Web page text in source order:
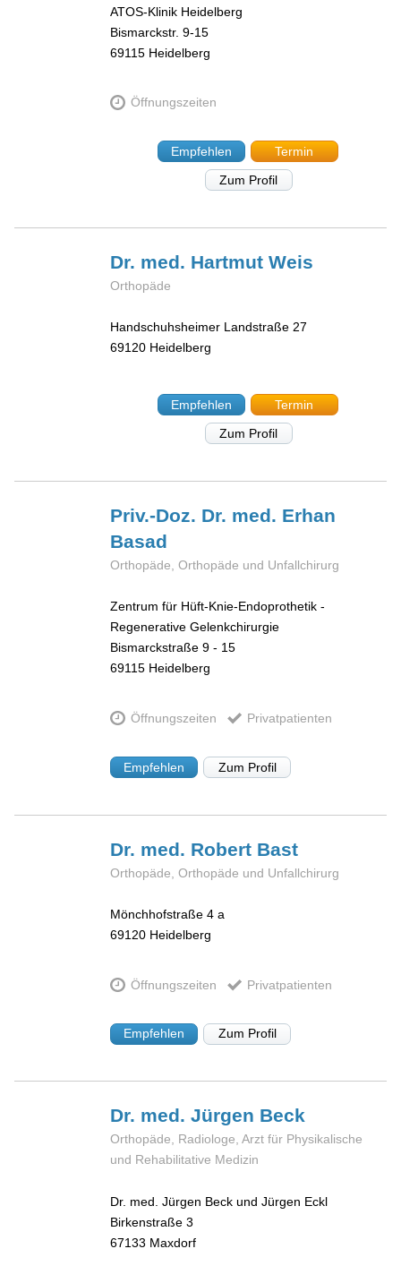
ATOS-Klinik Heidelberg
Bismarckstr. 9-15
69115 Heidelberg
Öffnungszeiten
Empfehlen
Termin
Zum Profil
Dr. med. HartmutWeis
Orthopäde
Handschuhsheimer Landstraße 27
69120 Heidelberg
Empfehlen
Termin
Zum Profil
Priv.-Doz. Dr. med. Erhan
Basad
Orthopäde, Orthopäde und Unfallchirurg
Zentrum für Hüft-Knie-Endoprothetik -
Regenerative Gelenkchirurgie
Bismarckstraße 9 - 15
69115 Heidelberg
Öffnungszeiten Privatpatienten
Empfehlen Zum Profil
Dr. med. Robert Bast
Orthopäde, Orthopäde und Unfallchirurg
Mönchhofstraße 4 a
69120 Heidelberg
Öffnungszeiten Privatpatienten
Empfehlen Zum Profil
Dr. med. Jürgen Beck
Orthopäde, Radiologe, Arzt für Physikalische
und Rehabilitative Medizin
Dr. med. Jürgen Beck und Jürgen Eckl
Birkenstraße 3
67133 Maxdorf